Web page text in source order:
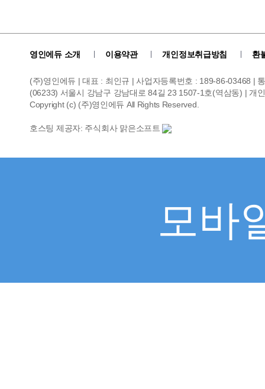
영인에듀 소개 이용약관 개인정보취급방침 환
(주)영인에듀 | 대표 : 최인규 | 사업자등록번호 : 189-86-03468 |
(06233) 서울시 강남구 강남대로 84길 23 1507-1호(역삼동) | 개
Copyright (c) (주)영인에듀 All Rights Reserved.
호스팅 제공자: 주식회사 맑은소프트
모바